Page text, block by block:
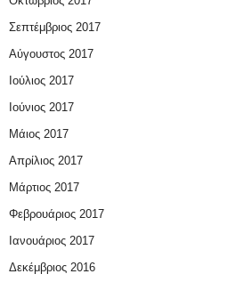
Σεπτέμβριος 2017
Αύγουστος 2017
Ιούλιος 2017
Ιούνιος 2017
Μάιος 2017
Απρίλιος 2017
Μάρτιος 2017
Φεβρουάριος 2017
Ιανουάριος 2017
Δεκέμβριος 2016